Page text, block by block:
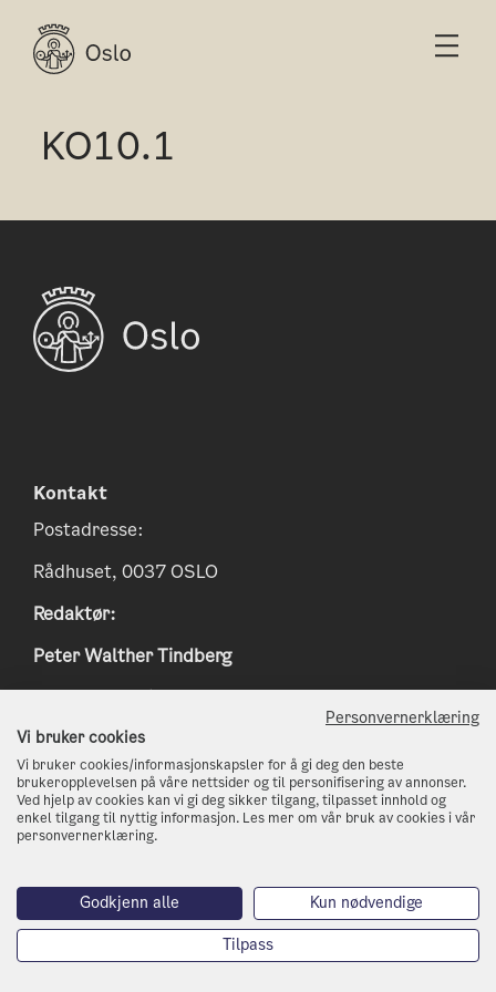
KO10.1
Kontakt
Postadresse:
Rådhuset, 0037 OSLO
Redaktør:
Peter Walther Tindberg
Epost:peter.tindberg@osloskolen.no
www.klimaoslo.no
postmottak@kli.oslo.kommune.no
http://www.oslo.kommune.no
Personvernerklæring
Vi bruker cookies
Vi bruker cookies/informasjonskapsler for å gi deg den beste
brukeropplevelsen på våre nettsider og til personifisering av annonser.
Ved hjelp av cookies kan vi gi deg sikker tilgang, tilpasset innhold og
enkel tilgang til nyttig informasjon. Les mer om vår bruk av cookies i vår
personvernerklæring.
Godkjenn alle
Kun nødvendige
Tilpass